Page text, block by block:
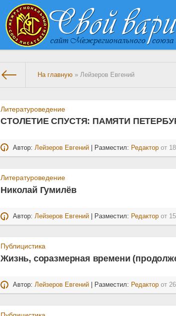
На главную » Лейзеров Евгений
Литературоведение
СТОЛЕТИЕ СПУСТЯ: ПАМЯТИ
Автор:Лейзеров Евгений | Разместил: Редактор от
Литературоведение
Николай Гумилёв
Автор:Лейзеров Евгений | Разместил: Редактор от
Публицистика
Жизнь, соразмерная времени
Автор:Лейзеров Евгений | Разместил: Редактор от